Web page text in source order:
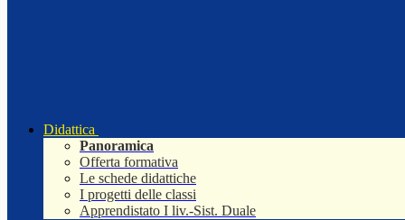
Didattica
Panoramica
Offerta formativa
Le schede didattiche
I progetti delle classi
Apprendistato I liv.-Sist. Duale